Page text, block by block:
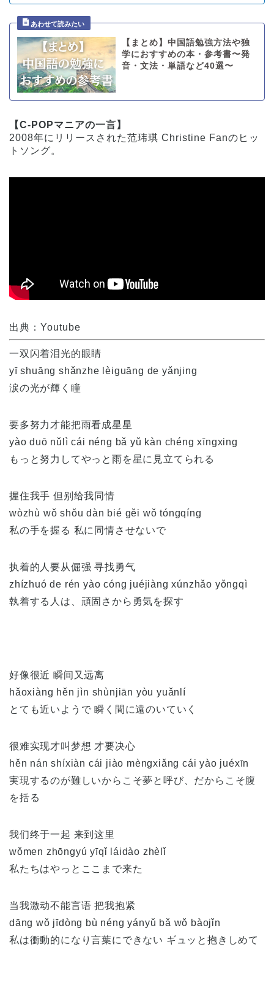
【まとめ】中国語勉強方法や独
学におすすめの本・参考書〜発
音・文法・単語など40選〜
【C-POPマニアの一言】
2008年にリリースされた范玮琪 Christine Fanのヒッ
トソング。
出典：Youtube
一双闪着泪光的眼睛
yī shuāng shǎnzhe lèiguāng de yǎnjing
涙の光が輝く瞳
要多努力才能把雨看成星星
yào duō nǔlì cái néng bǎ yǔ kàn chéng xīngxing
もっと努力してやっと雨を星に見立てられる
握住我手 但别给我同情
wòzhù wǒ shǒu dàn bié gěi wǒ tóngqíng
私の手を握る 私に同情させないで
执着的人要从倔强 寻找勇气
zhízhuó de rén yào cóng juéjiàng xúnzhǎo yǒngqì
執着する人は、頑固さから勇気を探す
好像很近 瞬间又远离
hǎoxiàng hěn jìn shùnjiān yòu yuǎnlí
とても近いようで 瞬く間に遠のいていく
很难实现才叫梦想 才要决心
hěn nán shíxiàn cái jiào mèngxiǎng cái yào juéxīn
実現するのが難しいからこそ夢と呼び、だからこそ腹
を括る
我们终于一起 来到这里
wǒmen zhōngyú yīqǐ láidào zhèlǐ
私たちはやっとここまで来た
当我激动不能言语 把我抱紧
dāng wǒ jīdòng bù néng yányǔ bǎ wǒ bàojǐn
私は衝動的になり言葉にできない ギュッと抱きしめて